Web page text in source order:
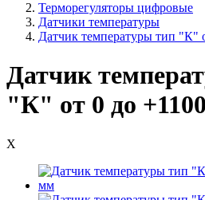
Терморегуляторы цифровые
Датчики температуры
Датчик температуры тип "К"
Датчик
"К" от 0 до
X